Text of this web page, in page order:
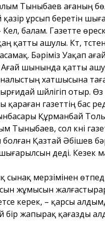
Тыныбаев ағаның
ұрсып беретін
балам. Газетте
қатты ашулы. Күт,
Бәріміз Уақап
шынында қатты
хатшысына
шүйлігіп отыр. Өз
қараған газеттің бас
Құрманбай
Тыныбаев, сол күні
Қазтай Әбішев
деді. Кезек
сынақ мерзімінен
жұмысын
керек, – қарсы
бір жапырақ қағазды